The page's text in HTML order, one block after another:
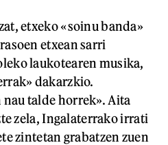
etxeko «soinu banda»
etxean sarri
laukotearen musika,
dakarzkio.
talde horrek». Aita
zela, Ingalaterrako irrati
zintetan grabatzen zuen